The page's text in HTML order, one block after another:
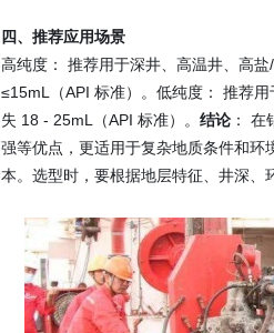
四、推荐应用场景
高纯度： 推荐用于深井、高温井、高
≤15mL（API 标准）。 低纯度： 推荐
失 18 - 25mL（API 标准）。 结论： 在
强等优点，更适用于复杂地质条件和环
本。选型时，要根据地层特征、井深、